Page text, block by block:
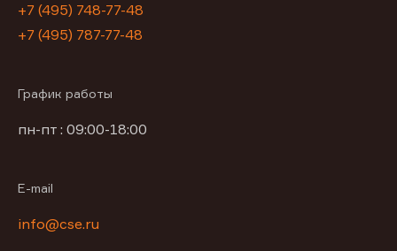
+7 (495) 748-77-48
+7 (495) 787-77-48
График работы
пн-пт : 09:00-18:00
E-mail
info@cse.ru